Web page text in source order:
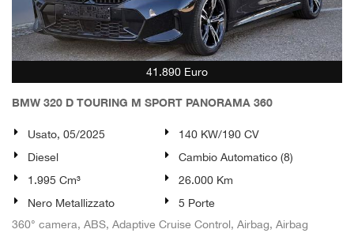
41.890 Euro
BMW 320 D TOURING M SPORT PANORAMA 360
Usato, 05/2025
140 KW/190 CV
Diesel
Cambio Automatico (8)
1.995 Cm³
26.000 Km
Nero Metallizzato
5 Porte
360° camera, ABS, Adaptive Cruise Control, Airbag, Airbag